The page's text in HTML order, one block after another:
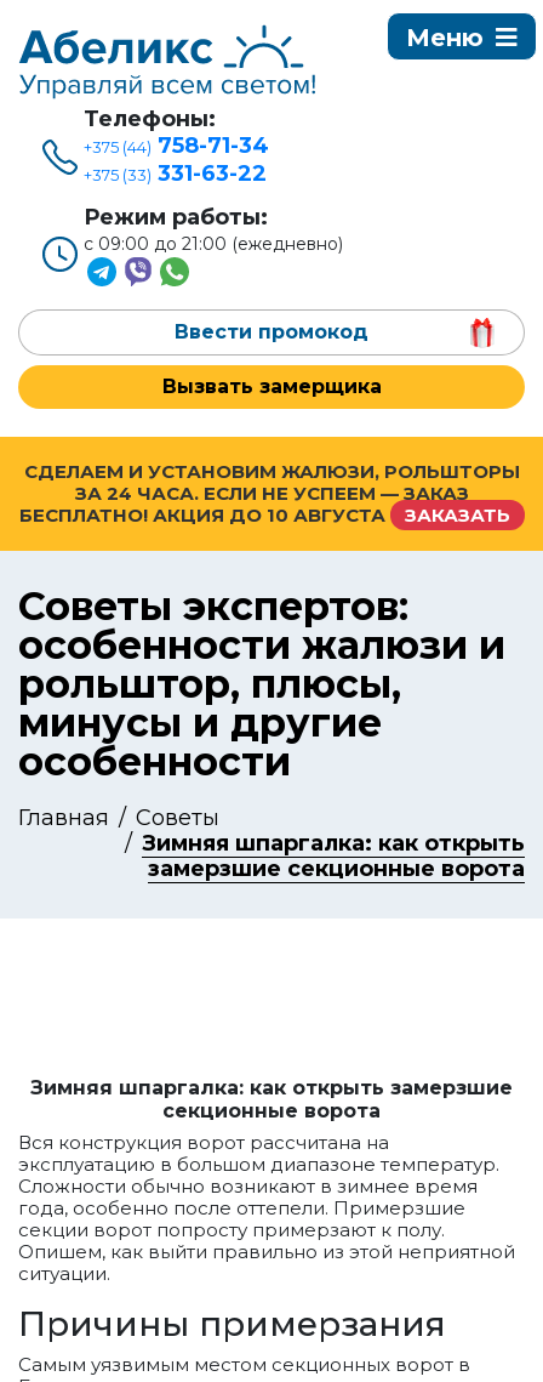
Телефоны:
+375 (44) 758-71-34
+375 (33) 331-63-22
Режим работы:
с 09:00 до 21:00 (ежедневно)
Ввести промокод
Вызвать замерщика
СДЕЛАЕМ И УСТАНОВИМ ЖАЛЮЗИ, РОЛЬШТОРЫ
ЗА 24 ЧАСА. ЕСЛИ НЕ УСПЕЕМ — ЗАКАЗ
БЕСПЛАТНО! АКЦИЯ ДО 10 АВГУСТА ЗАКАЗАТЬ
Советы экспертов:
особенности жалюзи и
рольштор, плюсы,
минусы и другие
особенности
Главная
Советы
Зимняя шпаргалка: как открыть
замерзшие секционные ворота
Зимняя шпаргалка: как открыть замерзшие
секционные ворота
Вся конструкция ворот рассчитана на
эксплуатацию в большом диапазоне температур.
Сложности обычно возникают в зимнее время
года, особенно после оттепели. Примерзшие
секции ворот попросту примерзают к полу.
Опишем, как выйти правильно из этой неприятной
ситуации.
Причины примерзания
Самым уязвимым местом секционных ворот в